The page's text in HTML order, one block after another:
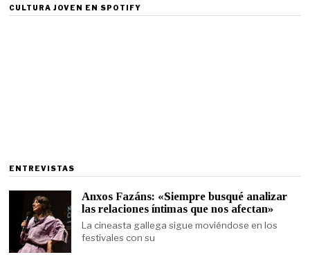
CULTURA JOVEN EN SPOTIFY
ENTREVISTAS
Anxos Fazáns: «Siempre busqué analizar
las relaciones íntimas que nos afectan»
La cineasta gallega sigue moviéndose en los
festivales con su